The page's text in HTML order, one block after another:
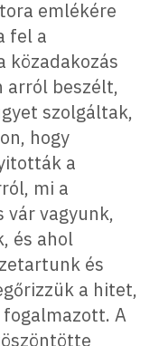
emlékére
fel a
közadakozás
arról beszélt,
szolgáltak,
hogy
a
mi a
vár vagyunk,
és ahol
és
a hitet,
A